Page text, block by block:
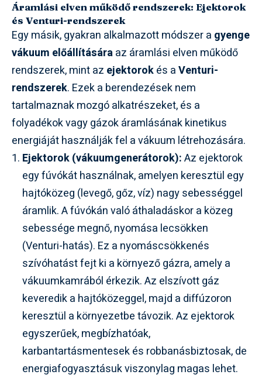
Áramlási elven működő rendszerek: Ejektorok
és Venturi-rendszerek
Egy másik, gyakran alkalmazott módszer a gyenge
vákuum előállításáraaz áramlási elven működő
rendszerek, mint az ejektorokés aVenturi-
rendszerek. Ezek a berendezések nem
tartalmaznak mozgó alkatrészeket, és a
folyadékok vagy gázok áramlásának kinetikus
energiáját használják fel a vákuum létrehozására.
Ejektorok (vákuumgenerátorok):Az ejektorok
egy fúvókát használnak, amelyen keresztül egy
hajtóközeg (levegő, gőz, víz) nagy sebességgel
áramlik. A fúvókán való áthaladáskor a közeg
sebessége megnő, nyomása lecsökken
(Venturi-hatás). Ez a nyomáscsökkenés
szívóhatást fejt ki a környező gázra, amely a
vákuumkamrából érkezik. Az elszívott gáz
keveredik a hajtóközeggel, majd a diffúzoron
keresztül a környezetbe távozik. Az ejektorok
egyszerűek, megbízhatóak,
karbantartásmentesek és robbanásbiztosak, de
energiafogyasztásuk viszonylag magas lehet.